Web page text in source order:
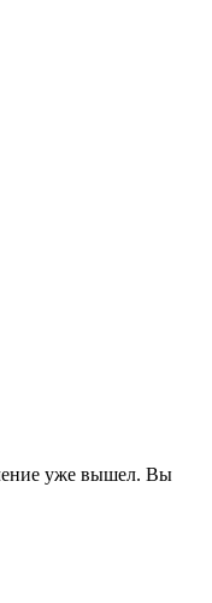
уже вышел. Вы